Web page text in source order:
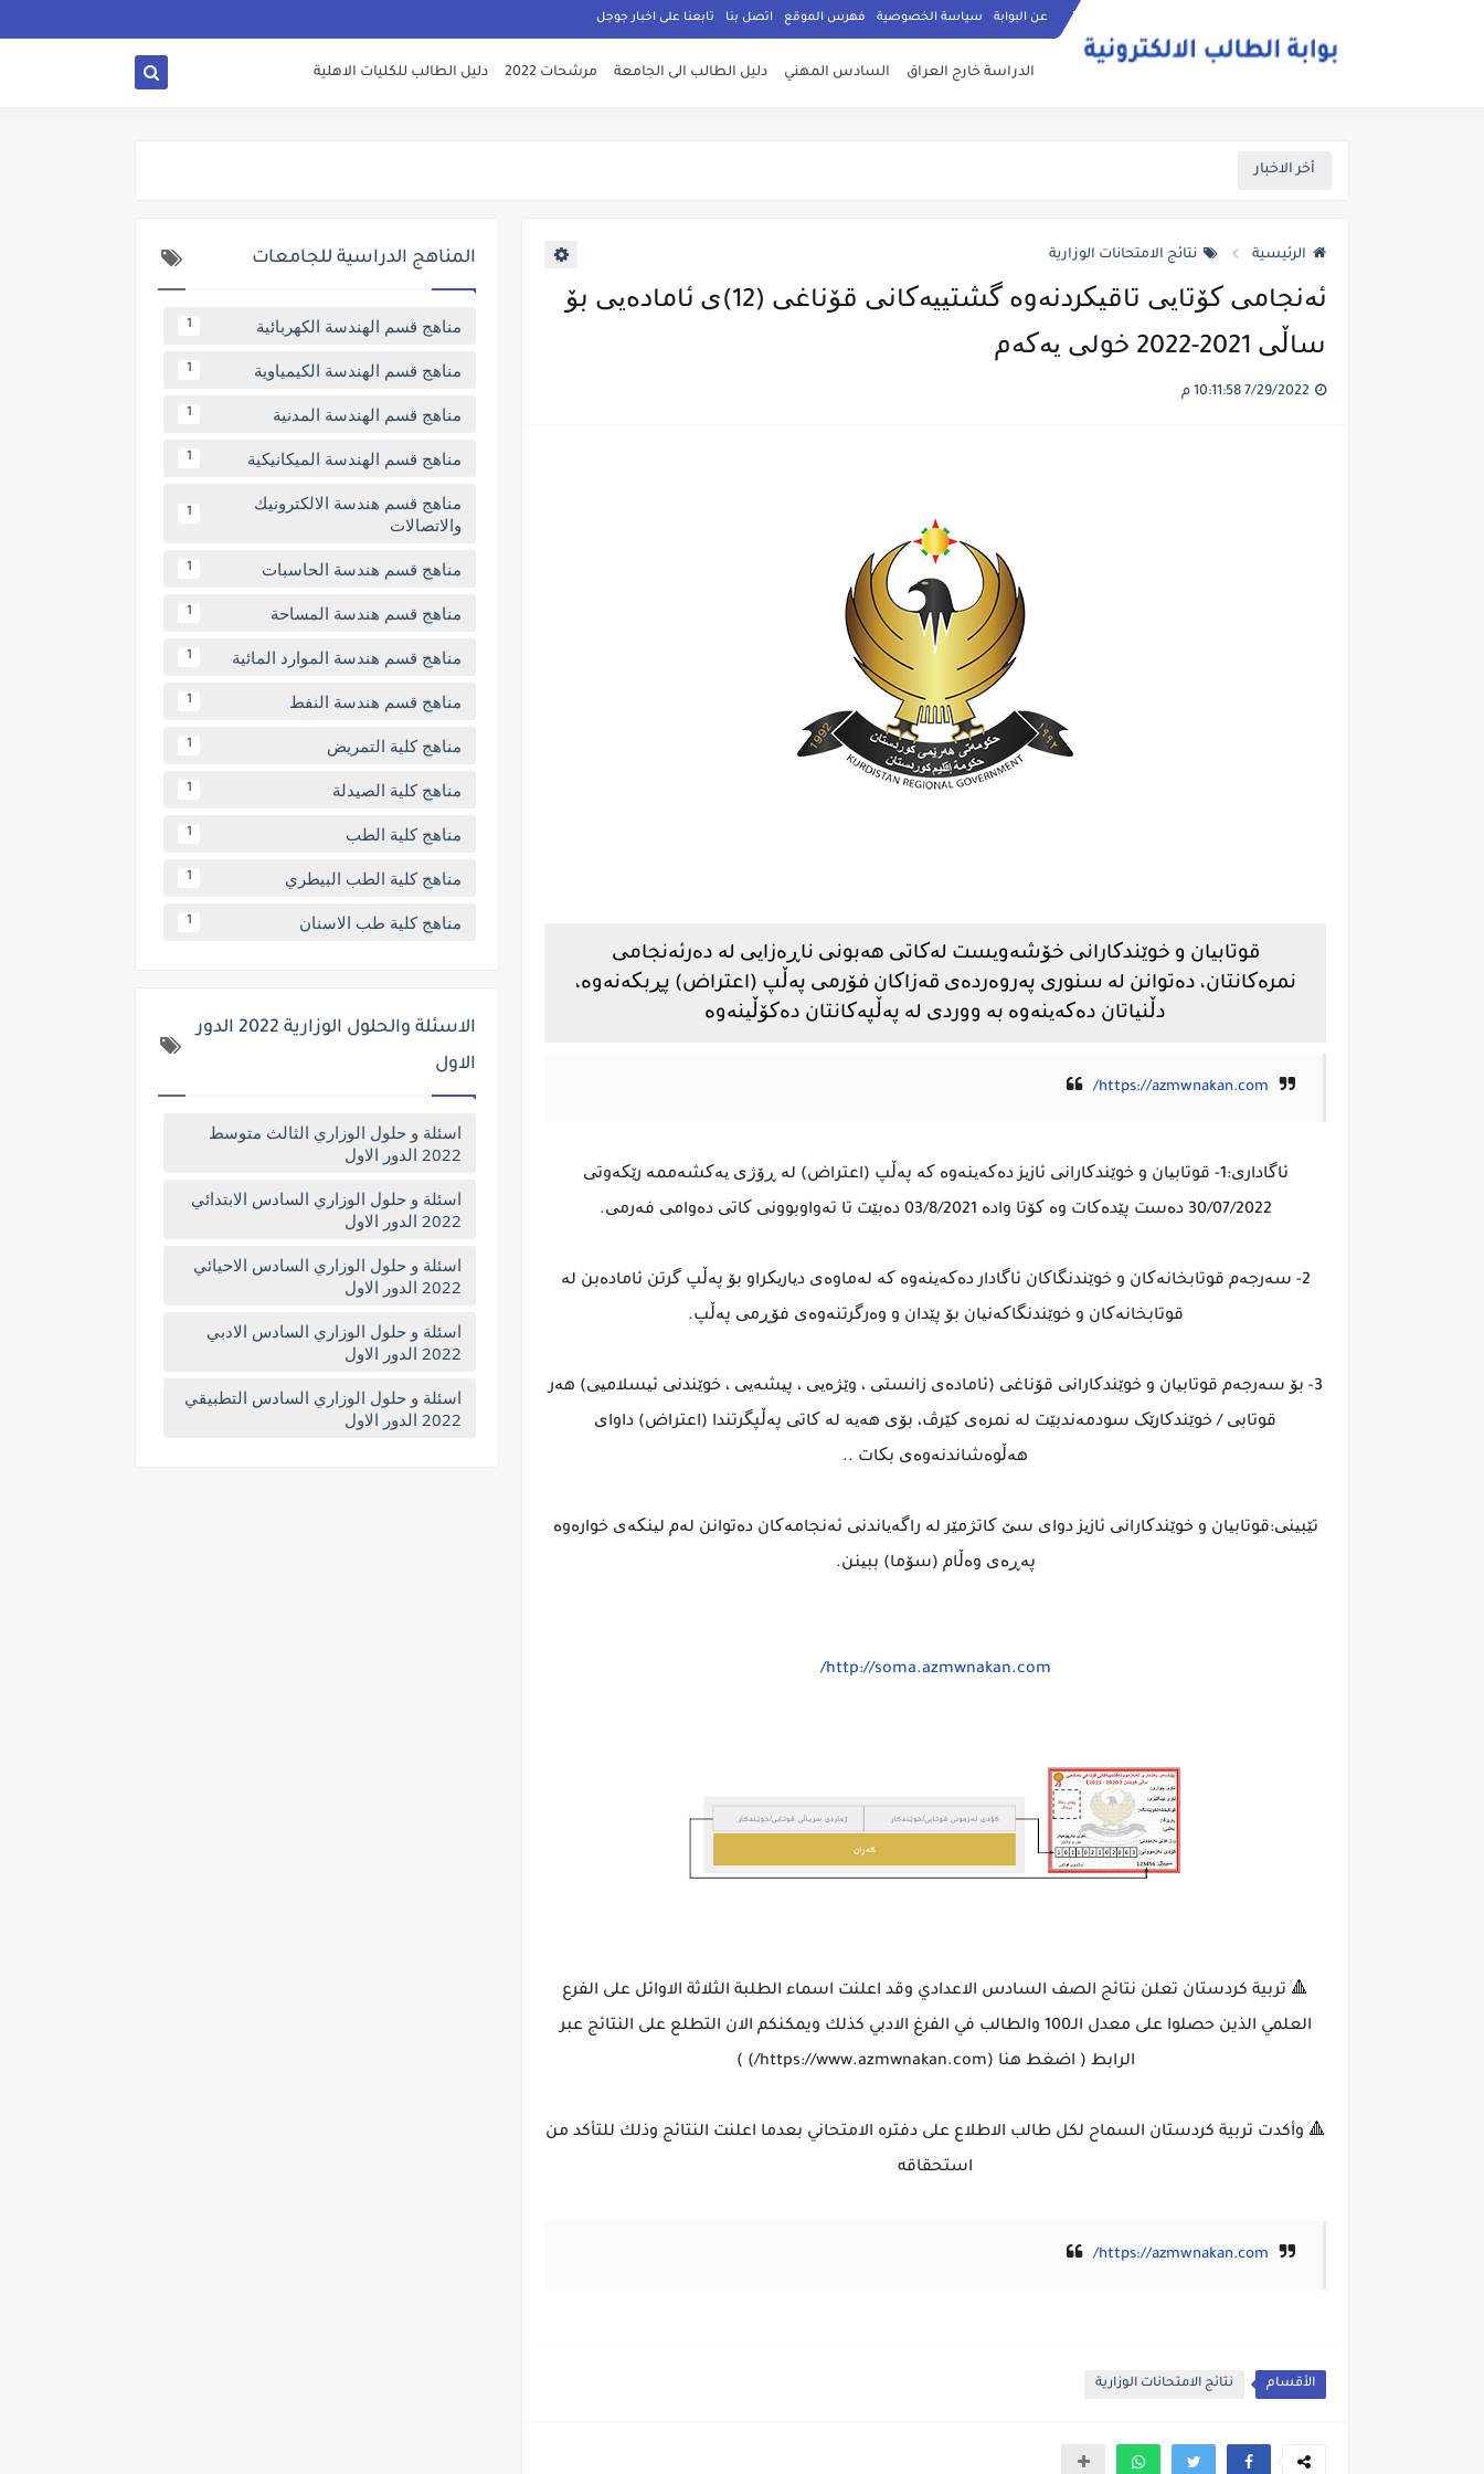
عن البوابة سياسة الخصوصية فهرس الموقع اتصل بنا تابعنا على اخبار جوجل
الدراسة خارج العراق السادس المهني دليل الطالب الى الجامعة مرشحات 2022 دليل الطالب للكليات الاهلية
أخر الاخبار
الرئيسية نتائج الامتحانات الوزارية
ئەنجامی کۆتایی تاقیکردنەوە گشتییەکانی قۆناغی (12)ی ئامادەیی بۆ
ساڵی 2021-2022 خولی یەکەم
قوتابیان و خوێندکارانی خۆشەویست لەکاتی هەبونی ناڕەزایی لە دەرئەنجامی
نمرەکانتان، دەتوانن لە سنوری پەروەردەی قەزاکان فۆرمی پەڵپ (اعتراض) پڕبکەنەوە،
دڵنیاتان دەکەینەوە بە ووردی لە پەڵپەکانتان دەکۆڵینەوە
https://azmwnakan.com/
ئاگاداری:1- قوتابیان و خوێندکارانی ئازیز دەکەینەوە کە پەڵپ (اعتراض) لە ڕۆژی یەکشەممە رێکەوتی
30/07/2022 دەست پێدەکات وە کۆتا وادە 03/8/2021 دەبێت تا تەواوبوونی کاتی دەوامی فەرمی.
2- سەرجەم قوتابخانەکان و خوێندنگاکان ئاگادار دەکەینەوە کە لەماوەی دیاریکراو بۆ پەڵپ گرتن ئامادەبن لە
قوتابخانەکان و خوێندنگاکەنیان بۆ پێدان و وەرگرتنەوەی فۆڕمی پەڵپ.
3- بۆ سەرجەم قوتابیان و خوێندکارانی قۆناغی (ئامادەی زانستی ، وێژەیی ، پیشەیی ، خوێندنی ئیسلامیی) هەر
قوتابی / خوێندکارێک سودمەندبێت لە نمرەی کێرڤ، بۆی هەیە لە کاتی پەڵپگرتندا (اعتراض) داوای
هەڵوەشاندنەوەی بکات ..
تێبینی:قوتابیان و خوێندکارانی ئازیز دوای سێ کاتژمێر لە راگەیاندنی ئەنجامەکان دەتوانن لەم لینکەی خوارەوە
پەڕەی وەڵام (سۆما) ببینن.
http://soma.azmwnakan.com/
🔺 تربية كردستان تعلن نتائج الصف السادس الاعدادي وقد اعلنت اسماء الطلبة الثلاثة الاوائل على الفرع
العلمي الذين حصلوا على معدل الـ100 والطالب في الفرغ الادبي كذلك ويمكنكم الان التطلع على النتائج عبر
الرابط ( اضغط هنا (https://www.azmwnakan.com/) )
🔺 وأكدت تربية كردستان السماح لكل طالب الاطلاع على دفتره الامتحاني بعدما اعلنت النتائج وذلك للتأكد من
استحقاقه
https://azmwnakan.com/
الأقسام نتائج الامتحانات الوزارية
المناهج الدراسية للجامعات
مناهج قسم الهندسة الكهربائية 1
مناهج قسم الهندسة الكيمياوية 1
مناهج قسم الهندسة المدنية 1
مناهج قسم الهندسة الميكانيكية 1
مناهج قسم هندسة الالكترونيك
والاتصالات
1
مناهج قسم هندسة الحاسبات 1
مناهج قسم هندسة المساحة 1
مناهج قسم هندسة الموارد المائية 1
مناهج قسم هندسة النفط 1
مناهج كلية التمريض 1
مناهج كلية الصيدلة 1
مناهج كلية الطب 1
مناهج كلية الطب البيطري 1
مناهج كلية طب الاسنان 1
الاسئلة والحلول الوزارية 2022 الدور
الاول
اسئلة و حلول الوزاري الثالث متوسط
2022 الدور الاول
اسئلة و حلول الوزاري السادس الابتدائي
2022 الدور الاول
اسئلة و حلول الوزاري السادس الاحيائي
2022 الدور الاول
اسئلة و حلول الوزاري السادس الادبي
2022 الدور الاول
اسئلة و حلول الوزاري السادس التطبيقي
2022 الدور الاول